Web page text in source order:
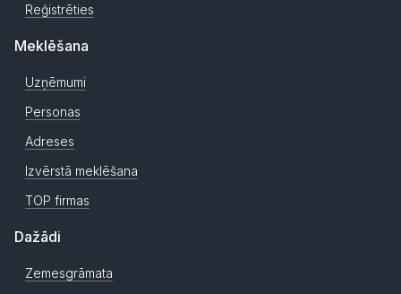
Reģistrēties
Meklēšana
Uzņēmumi
Personas
Adreses
Izvērstā meklēšana
TOP firmas
Dažādi
Zemesgrāmata